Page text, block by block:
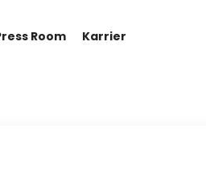
Room Karrier